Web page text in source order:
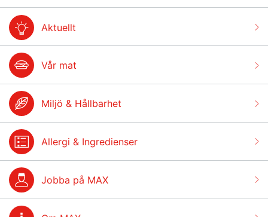
Aktuellt
Vår mat
Miljö & Hållbarhet
Allergi & Ingredienser
Jobba på MAX